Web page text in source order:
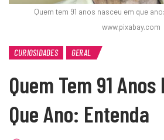
Quem tem 91 anos nasceu em que
www.pixabay.com
CURIOSIDADES GERAL
Quem Tem 91
Que Ano: Entenda